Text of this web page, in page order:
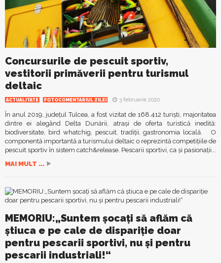
Concursurile de pescuit sportiv,
vestitorii primăverii pentru turismul
deltaic
ACTUALITATE FOTOCOMENTARIUL ZILEI 3 februarie 2020
În anul 2019, județul Tulcea, a fost vizitat de 168.412 turiști, majoritatea
dintre ei alegând Delta Dunării, atrași de oferta turistică inedită:
biodiversitate, bird whatchig, pescuit, tradiții, gastronomia locală. O
componentă importantă a turismului deltaic o reprezintă competițiile de
pescuit sportiv în sistem catch&release. Pescarii sportivi, ca și pasionații...
MAI MULT ...
MEMORIU:„Suntem şocaţi să aflăm că
ştiuca e pe cale de dispariţie doar
pentru pescarii sportivi, nu şi pentru
pescarii industriali!“